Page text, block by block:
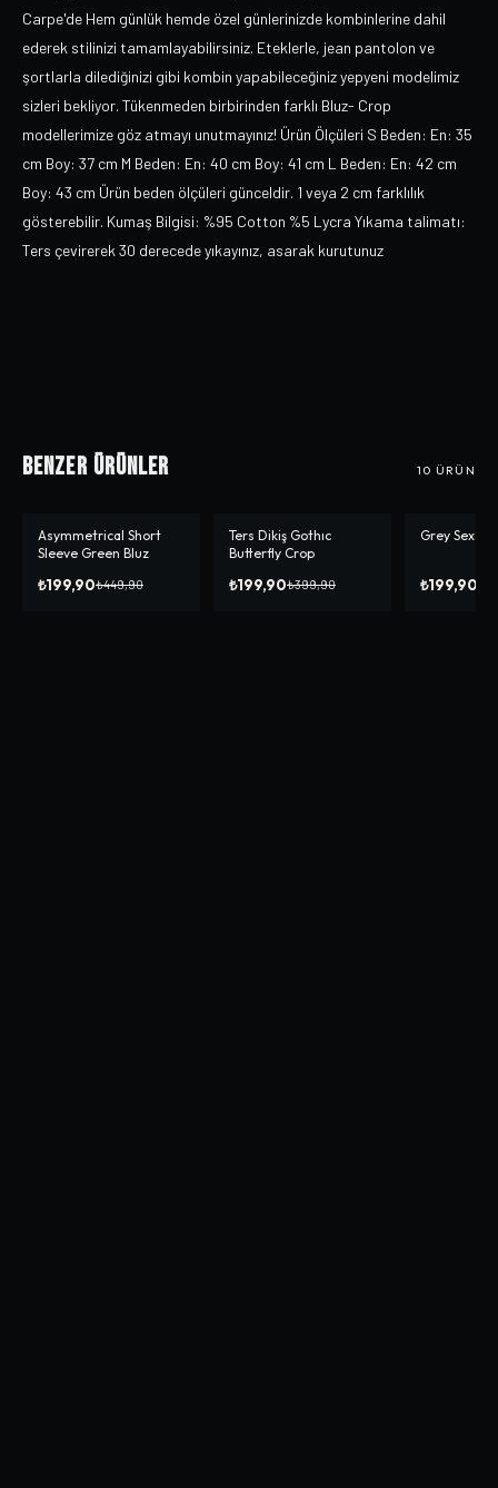
Carpe'de Hem günlük hemde özel günlerinizde kombinlerine dahil
ederek stilinizi tamamlayabilirsiniz. Eteklerle, jean pantolon ve
şortlarla dilediğinizi gibi kombin yapabileceğiniz yepyeni modelimiz
sizleri bekliyor. Tükenmeden birbirinden farklı Bluz- Crop
modellerimize göz atmayı unutmayınız! Ürün Ölçüleri S Beden: En: 35
cm Boy: 37 cm M Beden: En: 40 cm Boy: 41 cm L Beden: En: 42 cm
Boy: 43 cm Ürün beden ölçüleri günceldir. 1 veya 2 cm farklılık
gösterebilir. Kumaş Bilgisi: %95 Cotton %5 Lycra Yıkama talimatı:
Ters çevirerek 30 derecede yıkayınız, asarak kurutunuz
Benzer Ürünler 10 ÜRÜN
-%56
Asymmetrical Short
Sleeve Green Bluz
₺199,90₺449,90
-%50
Ters Dikiş Gothıc
Butterfly Crop
₺199,90₺399,90
-%50
Grey Sexsi
₺199,90